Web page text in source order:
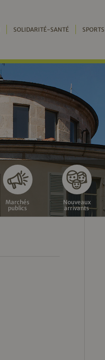
SOLIDARITÉ-SANTÉ
Marchés
publics
Nouveaux
arrivants